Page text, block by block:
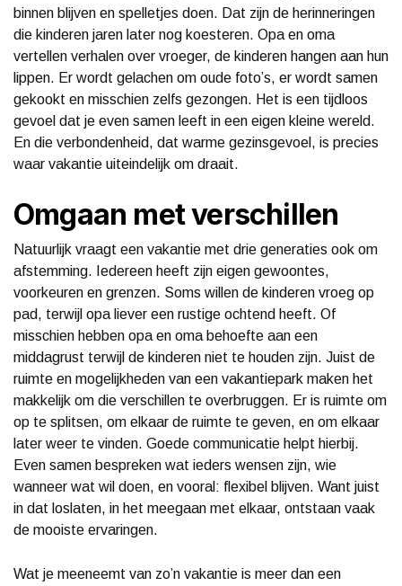
binnen blijven en spelletjes doen. Dat zijn de herinneringen
die kinderen jaren later nog koesteren. Opa en oma
vertellen verhalen over vroeger, de kinderen hangen aan hun
lippen. Er wordt gelachen om oude foto’s, er wordt samen
gekookt en misschien zelfs gezongen. Het is een tijdloos
gevoel dat je even samen leeft in een eigen kleine wereld.
En die verbondenheid, dat warme gezinsgevoel, is precies
waar vakantie uiteindelijk om draait.
Omgaan met verschillen
Natuurlijk vraagt een vakantie met drie generaties ook om
afstemming. Iedereen heeft zijn eigen gewoontes,
voorkeuren en grenzen. Soms willen de kinderen vroeg op
pad, terwijl opa liever een rustige ochtend heeft. Of
misschien hebben opa en oma behoefte aan een
middagrust terwijl de kinderen niet te houden zijn. Juist de
ruimte en mogelijkheden van een vakantiepark maken het
makkelijk om die verschillen te overbruggen. Er is ruimte om
op te splitsen, om elkaar de ruimte te geven, en om elkaar
later weer te vinden. Goede communicatie helpt hierbij.
Even samen bespreken wat ieders wensen zijn, wie
wanneer wat wil doen, en vooral: flexibel blijven. Want juist
in dat loslaten, in het meegaan met elkaar, ontstaan vaak
de mooiste ervaringen.
Wat je meeneemt van zo’n vakantie is meer dan een